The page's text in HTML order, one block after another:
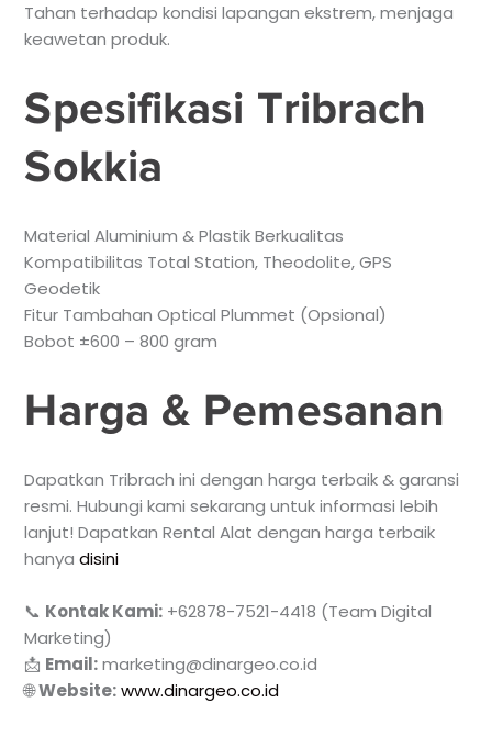
Tahan terhadap kondisi lapangan ekstrem, menjaga
keawetan produk.
Spesifikasi Tribrach
Sokkia
Material Aluminium & Plastik Berkualitas
Kompatibilitas Total Station, Theodolite, GPS
Geodetik
Fitur Tambahan Optical Plummet (Opsional)
Bobot ±600 – 800 gram
Harga & Pemesanan
Dapatkan Tribrach ini dengan harga terbaik & garansi
resmi. Hubungi kami sekarang untuk informasi lebih
lanjut! Dapatkan Rental Alat dengan harga terbaik
hanyadisini
📞 Kontak Kami: +62878-7521-4418 (Team Digital
Marketing)
📩 Email:marketing@dinargeo.co.id
🌐Website: www.dinargeo.co.id